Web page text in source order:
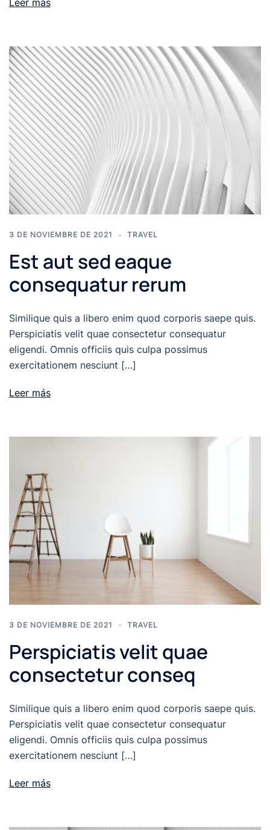
Leer más
3 DE NOVIEMBRE DE 2021 TRAVEL
Est aut sed eaque
consequatur rerum
Similique quis a libero enim quod corporis saepe quis.
Perspiciatis velit quae consectetur consequatur
eligendi. Omnis officiis quis culpa possimus
exercitationem nesciunt […]
Leer más
3 DE NOVIEMBRE DE 2021 TRAVEL
Perspiciatis velit quae
consectetur conseq
Similique quis a libero enim quod corporis saepe quis.
Perspiciatis velit quae consectetur consequatur
eligendi. Omnis officiis quis culpa possimus
exercitationem nesciunt […]
Leer más